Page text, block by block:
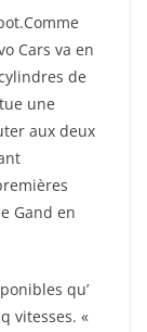
Cars va en
de
une
aux deux
Gand en
qu’
vitesses. «